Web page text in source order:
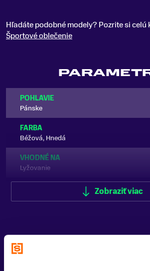
Hľadáte podobné modely? Pozrite si celú
Športové oblečenie
POHLAVIE
Pánske
FARBA
Béžová, Hnedá
VHODNÉ NA
Lyžovanie
Zobraziť viac